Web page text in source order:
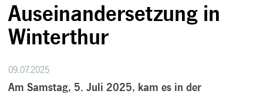
Auseinandersetzung in
Winterthur
09.07.2025
Am Samstag, 5. Juli 2025, kam es in der